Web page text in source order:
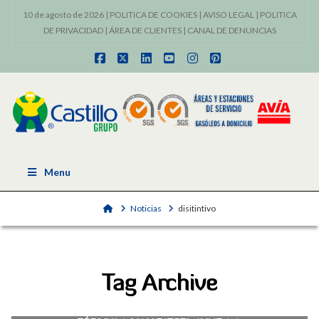
10 de agosto de 2026 | POLITICA DE COOKIES| AVISO LEGAL| POLITICA
DE PRIVACIDAD| ÁREA DE CLIENTES| CANAL DE DENUNCIAS
Facebook
X LinkedInYouTubeInstagram
Pinterest
Menu
HomeNoticias disitintivo
Tag Archive